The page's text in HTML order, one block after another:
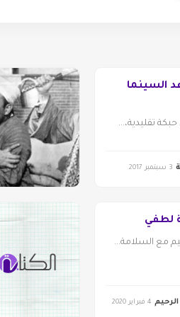
السينما
تقليدية،...
3 سبتمبر 2017
لطفي
مع السلامة...
4 فبراير 2020